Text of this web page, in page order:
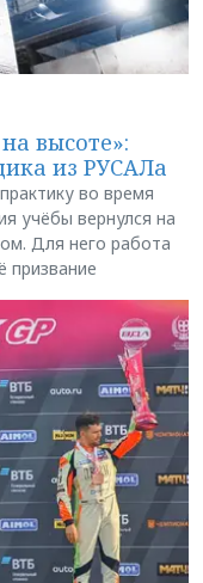
высоте»:
из РУСАЛа
во время
учёбы вернулся на
Для него работа
призвание